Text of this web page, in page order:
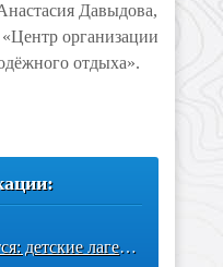
Давыдова,
организации
отдыха».
Отдых продолжается: детские лагеря Краснодарского края и Республики